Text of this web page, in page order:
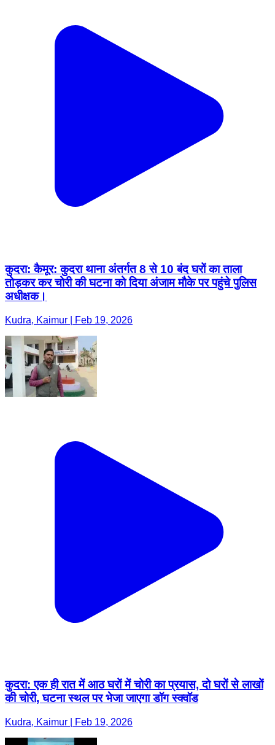
कुदरा: कैमूर: कुदरा थाना अंतर्गत 8 से 10 बंद घरों का ताला
तोड़कर कर चोरी की घटना को दिया अंजाम मौके पर पहुंचे पुलिस
अधीक्षक।
Kudra, Kaimur | Feb 19, 2026
कुदरा: एक ही रात में आठ घरों में चोरी का प्रयास, दो घरों से लाखों
की चोरी, घटना स्थल पर भेजा जाएगा डॉग स्क्वॉड
Kudra, Kaimur | Feb 19, 2026